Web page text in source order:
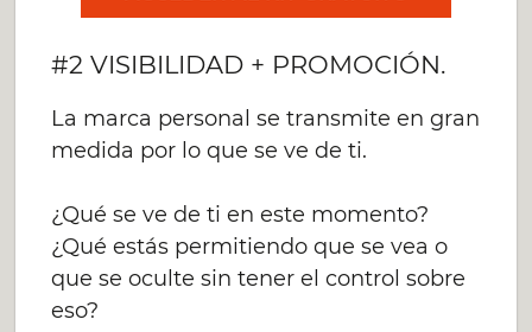
#2 VISIBILIDAD + PROMOCIÓN.
La marca personal se transmite en gran
medida por lo que se ve de ti.
¿Qué se ve de ti en este momento?
¿Qué estás permitiendo que se vea o
que se oculte sin tener el control sobre
eso?